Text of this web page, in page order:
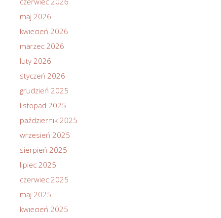
maj 2026
kwiecień 2026
marzec 2026
luty 2026
styczeń 2026
grudzień 2025
listopad 2025
październik 2025
wrzesień 2025
sierpień 2025
lipiec 2025
czerwiec 2025
maj 2025
kwiecień 2025